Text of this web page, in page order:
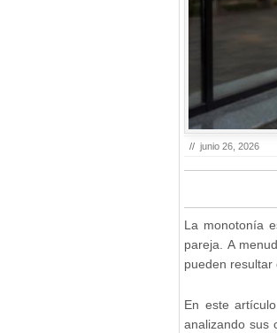
// junio 26, 2026
La monotonía
pareja. A
pueden resultar
En este
analizando sus